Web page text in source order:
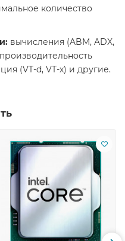
количество
вычисления (ABM, ADX,
производительность
(VT-d, VT-x) и другие.